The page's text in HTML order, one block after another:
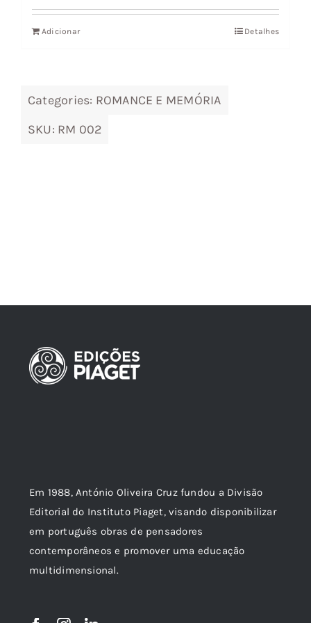
original
era:
atual
Adicionar Detalhes
Categories: ROMANCE E MEMÓRIA
SKU: RM 002
Em 1988, António Oliveira Cruz fundou a Divisão
Editorial do Instituto Piaget, visando disponibilizar
em português obras de pensadores
contemporâneos e promover uma educação
multidimensional.